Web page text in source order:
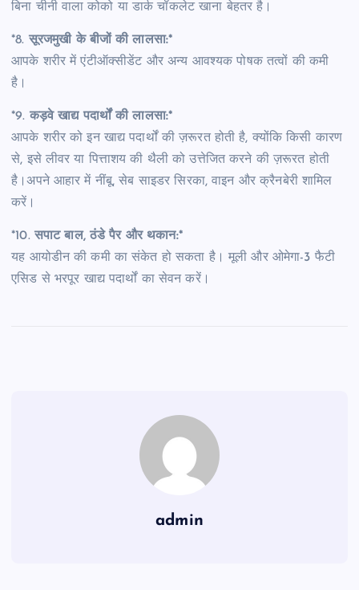
बिना चीनी वाला कोको या डार्क चॉकलेट खाना बेहतर है।
*8. सूरजमुखी के बीजों की लालसा:*
आपके शरीर में एंटीऑक्सीडेंट और अन्य आवश्यक पोषक तत्वों की कमी
है।
*9. कड़वे खाद्य पदार्थों की लालसा:*
आपके शरीर को इन खाद्य पदार्थों की ज़रूरत होती है, क्योंकि किसी कारण
से, इसे लीवर या पित्ताशय की थैली को उत्तेजित करने की ज़रूरत होती
है।अपने आहार में नींबू, सेब साइडर सिरका, वाइन और क्रैनबेरी शामिल
करें।
*10. सपाट बाल, ठंडे पैर और थकान:*
यह आयोडीन की कमी का संकेत हो सकता है। मूली और ओमेगा-3 फैटी
एसिड से भरपूर खाद्य पदार्थों का सेवन करें।
admin